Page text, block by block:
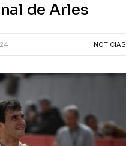
de Arles
NOTICIAS